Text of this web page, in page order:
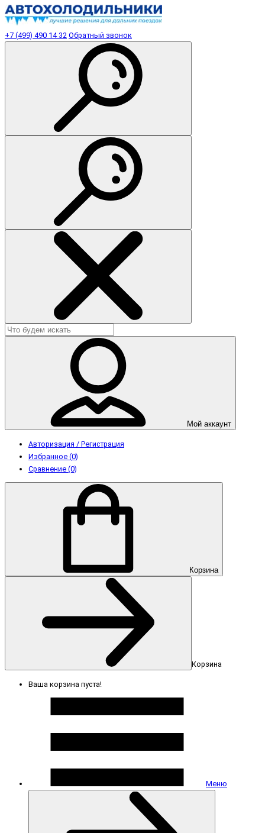
+7 (499) 490 14 32 Обратный звонок
Мой аккаунт
Авторизация / Регистрация
Избранное (0)
Сравнение (0)
Корзина
Корзина
Ваша корзина пуста!
Меню